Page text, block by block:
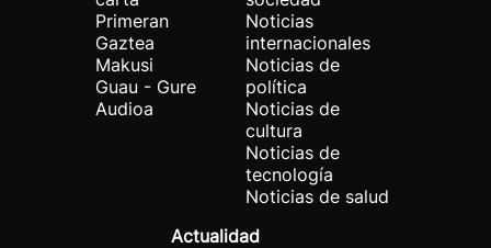
Primeran
Gaztea
Makusi
Guau - Gure
Audioa
Noticias
internacionales
Noticias de
política
Noticias de
cultura
Noticias de
tecnología
Noticias de salud
Actualidad